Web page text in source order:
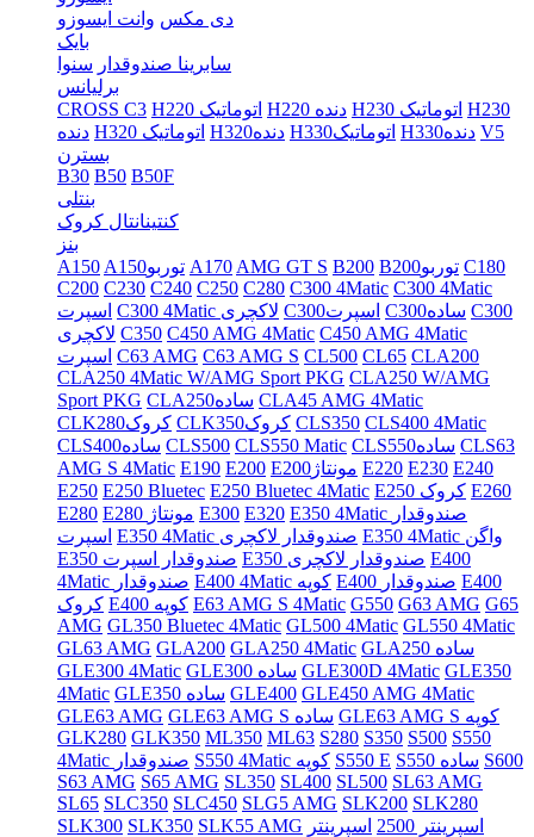
دی مکس وانت ایسوزو
بایک
سابرینا صندوقدار سنوا
برلیانس
CROSS C3
H220 اتوماتیک H220 دنده H230 اتوماتیک H230
دنده
H320 اتوماتیک H320دنده H330اتوماتیک H330دنده V5
بسترن
B30 B50 B50F
بنتلی
کنتینانتال کروک
بنز
A150
A150توربو A170 AMG GT S B200 B200توربو C180
C200 C230 C240 C250 C280 C300 4Matic C300 4Matic
اسپرت
C300 4Matic لاکچری C300اسپرت C300ساده C300
لاکچری C350 C450 AMG 4Matic C450 AMG 4Matic
اسپرت C63 AMG C63 AMG S CL500 CL65 CLA200
CLA250 4Matic W/AMG Sport PKG CLA250 W/AMG
Sport PKG
CLA250ساده CLA45 AMG 4Matic
CLK280کروک
CLK350کروک CLS350 CLS400 4Matic
CLS400ساده CLS500 CLS550 Matic CLS550ساده CLS63
AMG S 4Matic E190 E200 E200مونتاژ E220 E230 E240
E250 E250 Bluetec E250 Bluetec 4Matic E250 کروک E260
E280
E280 مونتاژ E300 E320 E350 4Matic صندوقدار
اسپرت
E350 4Matic صندوقدار لاکچری
E350 4Matic واگن
E350 صندوقدار اسپرت
E350 صندوقدار لاکچری E400
4Matic صندوقدار
E400 4Matic کوپه E400 صندوقدار E400
کروک
E400 کوپه E63 AMG S 4Matic G550 G63 AMG G65
AMG GL350 Bluetec 4Matic GL500 4Matic GL550 4Matic
GL63 AMG GLA200 GLA250 4Matic
GLA250 ساده
GLE300 4Matic
GLE300 ساده GLE300D 4Matic GLE350
4Matic
GLE350 ساده GLE400 GLE450 AMG 4Matic
GLE63 AMG
GLE63 AMG S ساده
GLE63 AMG S کوپه
GLK280 GLK350 ML350 ML63 S280 S350 S500 S550
4Matic صندوقدار
S550 4Matic کوپه S550 E S550 ساده S600
S63 AMG S65 AMG SL350 SL400 SL500 SL63 AMG
SL65 SLC350 SLC450 SLG5 AMG SLK200 SLK280
SLK300 SLK350 SLK55 AMG اسپرینتر 2500
اسپرینتر